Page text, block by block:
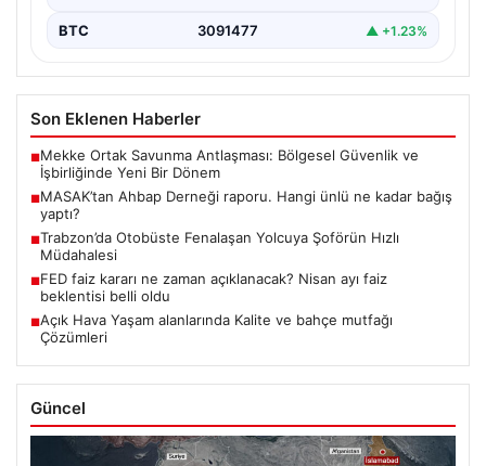
BTC 3091477 ▲ +1.23%
Son Eklenen Haberler
■Mekke Ortak Savunma Antlaşması: Bölgesel Güvenlik ve
İşbirliğinde Yeni Bir Dönem
■MASAK’tan Ahbap Derneği raporu. Hangi ünlü ne kadar bağış
yaptı?
■Trabzon’da Otobüste Fenalaşan Yolcuya Şoförün Hızlı
Müdahalesi
■FED faiz kararı ne zaman açıklanacak? Nisan ayı faiz
beklentisi belli oldu
■Açık Hava Yaşam alanlarında Kalite ve bahçe mutfağı
Çözümleri
Güncel